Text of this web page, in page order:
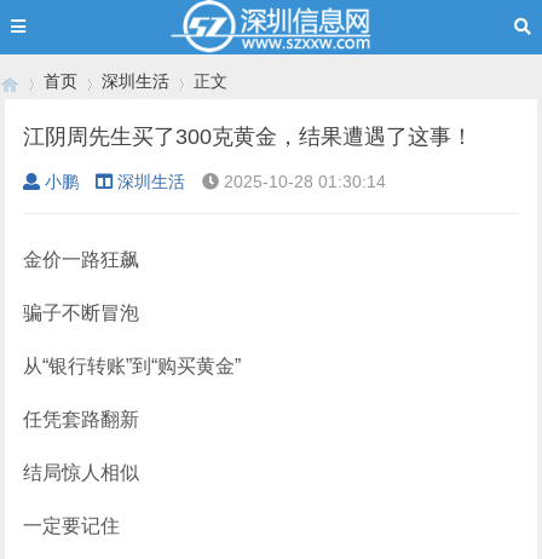
›
首页
›
深圳生活
›
正文
江阴周先生买了300克黄金，结果遭遇了这事！
小鹏 深圳生活 2025-10-28 01:30:14
金价一路狂飙
骗子不断冒泡
从“银行转账”到“购买黄金”
任凭套路翻新
结局惊人相似
一定要记住